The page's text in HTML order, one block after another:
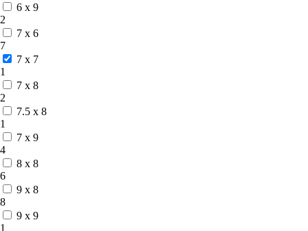
6 x 9
2
7 x 6
7
7 x 7
1
7 x 8
2
7.5 x 8
1
7 x 9
4
8 x 8
6
9 x 8
8
9 x 9
1